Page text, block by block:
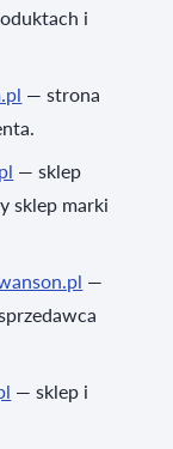
i
— strona
— sklep
sklep marki
—
— sklep i